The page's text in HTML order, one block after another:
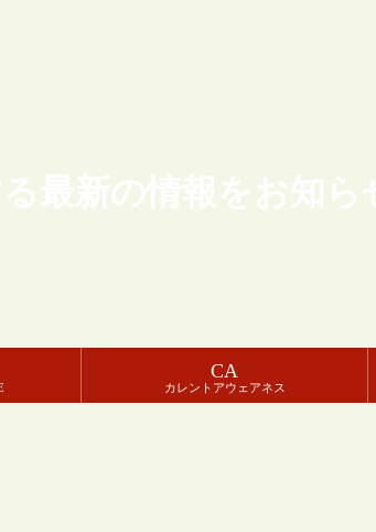
最新の情報をお知
CA
カレントアウェアネス